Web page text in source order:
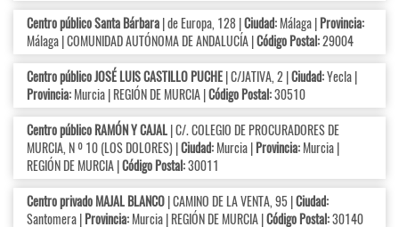
Centro público Santa Bárbara| de Europa, 128 |Ciudad:Málaga |Provincia:
Málaga | COMUNIDAD AUTÓNOMA DE ANDALUCÍA |Código Postal:29004
Centro público JOSÉ LUIS CASTILLO PUCHE| C/JATIVA, 2 |Ciudad:Yecla |
Provincia:Murcia | REGIÓN DE MURCIA |Código Postal:30510
Centro público RAMÓN Y CAJAL| C/. COLEGIO DE PROCURADORES DE
MURCIA, N º 10 (LOS DOLORES) |Ciudad:Murcia |Provincia:Murcia |
REGIÓN DE MURCIA |Código Postal:30011
Centro privado MAJAL BLANCO| CAMINO DE LA VENTA, 95 |Ciudad:
Santomera |Provincia:Murcia | REGIÓN DE MURCIA |Código Postal:30140